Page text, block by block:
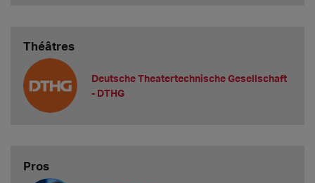
Théâtres
Deutsche Theatertechnische Gesellschaft
- DTHG
Pros